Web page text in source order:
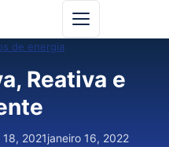
Abrir menu
de energia
Reativa e
2021janeiro 16, 2022